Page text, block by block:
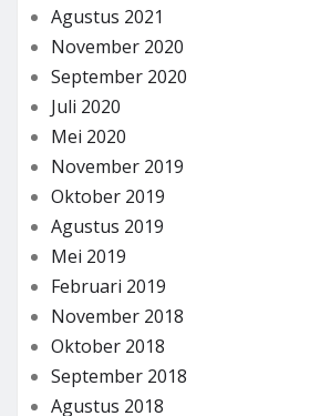
Agustus 2021
November 2020
September 2020
Juli 2020
Mei 2020
November 2019
Oktober 2019
Agustus 2019
Mei 2019
Februari 2019
November 2018
Oktober 2018
September 2018
Agustus 2018